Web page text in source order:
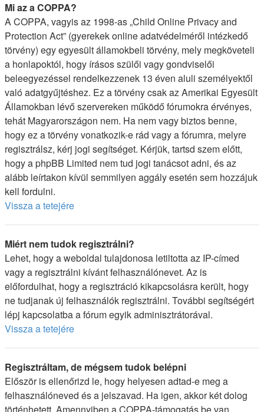
Mi az a COPPA?
A COPPA, vagyis az 1998-as „Child Online Privacy and
Protection Act” (gyerekek online adatvédelméről intézkedő
törvény) egy egyesült államokbeli törvény, mely megköveteli
a honlapoktól, hogy írásos szülői vagy gondviselői
beleegyezéssel rendelkezzenek 13 éven aluli személyektől
való adatgyűjtéshez. Ez a törvény csak az Amerikai Egyesült
Államokban lévő szervereken működő fórumokra érvényes,
tehát Magyarországon nem. Ha nem vagy biztos benne,
hogy ez a törvény vonatkozik-e rád vagy a fórumra, melyre
regisztrálsz, kérj jogi segítséget. Kérjük, tartsd szem előtt,
hogy a phpBB Limited nem tud jogi tanácsot adni, és az
alább leírtakon kívül semmilyen aggály esetén sem hozzájuk
kell fordulni.
Vissza a tetejére
Miért nem tudok regisztrálni?
Lehet, hogy a weboldal tulajdonosa letiltotta az IP-címed
vagy a regisztrálni kívánt felhasználónevet. Az is
előfordulhat, hogy a regisztráció kikapcsolásra került, hogy
ne tudjanak új felhasználók regisztrálni. További segítségért
lépj kapcsolatba a fórum egyik adminisztrátorával.
Vissza a tetejére
Regisztráltam, de mégsem tudok belépni
Először is ellenőrizd le, hogy helyesen adtad-e meg a
felhasználóneved és a jelszavad. Ha igen, akkor két dolog